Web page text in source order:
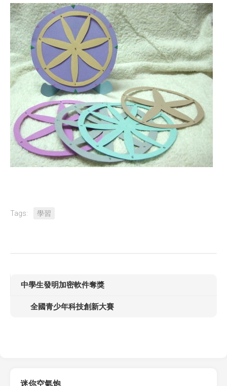
Tags: 學習
中學生發明加密軟件奪獎
全國青少年科技創新大賽
迷你空氣炮